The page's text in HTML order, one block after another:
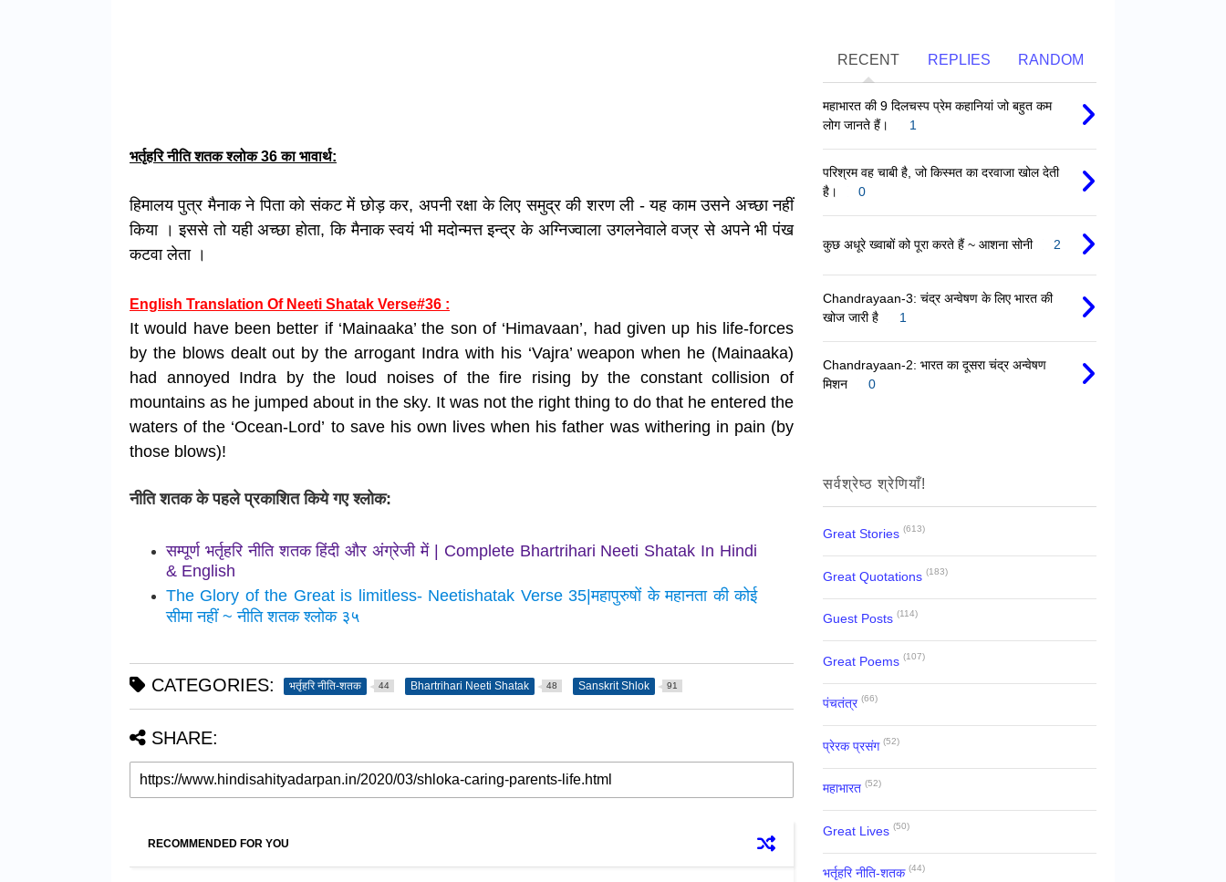
भर्तृहरि नीति शतक श्लोक 36 का भावार्थ:
हिमालय पुत्र मैनाक ने पिता को संकट में छोड़ कर, अपनी रक्षा के लिए समुद्र की शरण ली - यह काम उसने अच्छा नहीं
किया । इससे तो यही अच्छा होता, कि मैनाक स्वयं भी मदोन्मत्त इन्द्र के अग्निज्वाला उगलनेवाले वज्र से अपने भी पंख
कटवा लेता ।
English Translation Of Neeti Shatak Verse#36 :
It would have been better if ‘Mainaaka’ the son of ‘Himavaan’, had given up his life-forces
by the blows dealt out by the arrogant Indra with his ‘Vajra’ weaponwhen he (Mainaaka)
had annoyed Indra
by the loud noises of the fire rising by the constant collision of
mountains as he jumped about in the sky. It was not the right thing to do that he entered the
waters of the ‘Ocean-Lord’ to save his own liveswhen his father was withering in pain (by
those blows)!
नीति शतक के पहले प्रकाशित किये गए श्लोक:
सम्पूर्ण भर्तृहरि नीति शतक हिंदी और अंग्रेजी में | Complete Bhartrihari Neeti Shatak In Hindi
& English
The Glory of the Great is limitless- Neetishatak Verse 35|महापुरुषों के महानता की कोई
सीमा नहीं ~ नीति शतक श्लोक ३५
CATEGORIES: भर्तृहरि नीति-शतक 44 Bhartrihari Neeti Shatak 48 Sanskrit Shlok 91
SHARE:
RECOMMENDED FOR YOU
RECENT REPLIES RANDOM
महाभारत की 9 दिलचस्प प्रेम कहानियां जो बहुत कम
लोग जानते हैं।
1
परिश्रम वह चाबी है, जो किस्मत का दरवाजा खोल देती
है।
0
कुछ अधूरे ख्वाबों को पूरा करते हैं ~ आशना सोनी 2
Chandrayaan-3: चंद्र अन्वेषण के लिए भारत की
खोज जारी है
1
Chandrayaan-2: भारत का दूसरा चंद्र अन्वेषण
मिशन
0
सर्वश्रेष्ठ श्रेणियाँ!
Great Stories (613)
Great Quotations (183)
Guest Posts (114)
Great Poems (107)
पंचतंत्र (66)
प्रेरक प्रसंग (52)
महाभारत (52)
Great Lives (50)
भर्तृहरि नीति-शतक (44)